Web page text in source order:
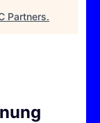
Partners.